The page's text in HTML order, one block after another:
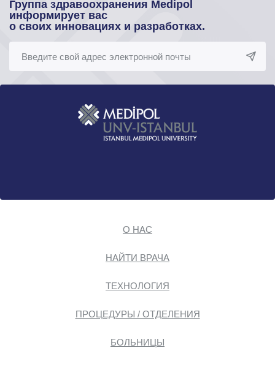
Группа здравоохранения Medipol
информирует вас
о своих инновациях и разработках.
О НАС
НАЙТИ ВРАЧА
ТЕХНОЛОГИЯ
ПРОЦЕДУРЫ / ОТДЕЛЕНИЯ
БОЛЬНИЦЫ